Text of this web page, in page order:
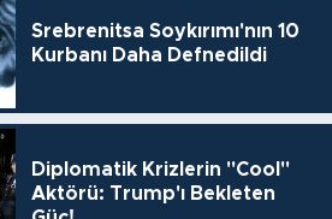
Srebrenitsa Soykırımı'nın 10
Kurbanı Daha Defnedildi
Diplomatik Krizlerin "Cool"
Aktörü: Trump'ı Bekleten